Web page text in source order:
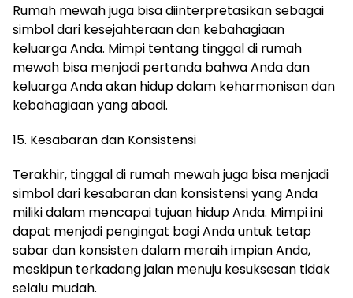
Rumah mewah juga bisa diinterpretasikan sebagai
simbol dari kesejahteraan dan kebahagiaan
keluarga Anda. Mimpi tentang tinggal di rumah
mewah bisa menjadi pertanda bahwa Anda dan
keluarga Anda akan hidup dalam keharmonisan dan
kebahagiaan yang abadi.
15. Kesabaran dan Konsistensi
Terakhir, tinggal di rumah mewah juga bisa menjadi
simbol dari kesabaran dan konsistensi yang Anda
miliki dalam mencapai tujuan hidup Anda. Mimpi ini
dapat menjadi pengingat bagi Anda untuk tetap
sabar dan konsisten dalam meraih impian Anda,
meskipun terkadang jalan menuju kesuksesan tidak
selalu mudah.